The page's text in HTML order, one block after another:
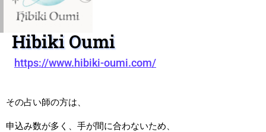
Hibiki Oumi
https://www.hibiki-oumi.com/
その占い師の方は、
申込み数が多く、手が間に合わないため、